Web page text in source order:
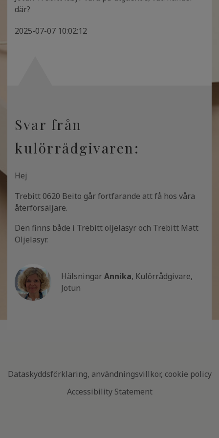
där?
2025-07-07 10:02:12
Svar från
kulörrådgivaren:
Hej
Trebitt 0620 Beito går fortfarande att få hos våra
återförsäljare.
Den finns både i Trebitt oljelasyr och Trebitt Matt
Oljelasyr.
HälsningarAnnika, Kulörrådgivare,
Jotun
Dataskyddsförklaring, användningsvillkor, cookie policy
Accessibility Statement